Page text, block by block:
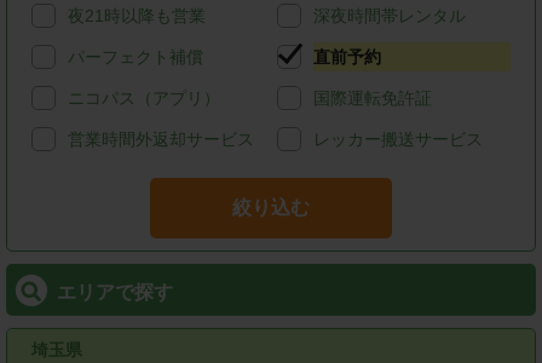
夜21時以降も営業 深夜時間帯レンタル
パーフェクト補償 直前予約
ニコパス（アプリ） 国際運転免許証
営業時間外返却サービス レッカー搬送サービス
絞り込む
エリアで探す
埼玉県